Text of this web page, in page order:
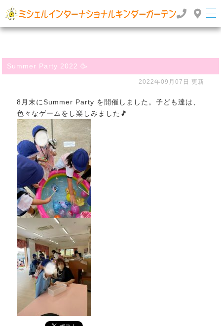
ーガーデン
TOP
Summer Party 2022 🥳
2022年09月07日 更新
8月末にSummer Party を開催しました。子ども達は、
色々なゲームをし楽しみました🎵